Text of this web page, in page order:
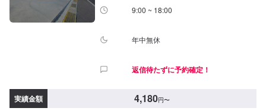
9:00 ~ 18:00
年中無休
返信待たずに予約確定！
実績金額 4,180円〜